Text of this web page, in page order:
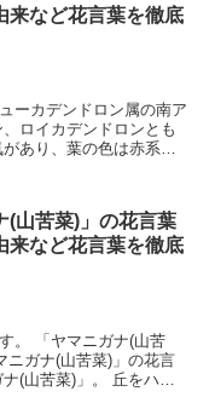
来など花言葉を徹底
ーカデンドロン属の南ア
ロイカデンドロンとも
あり、葉の色は赤系の
(山苦菜)」の花言葉
来など花言葉を徹底
。 「ヤマニガナ(山苦
ニガナ(山苦菜)」の花言
(山苦菜)」。 丘をハイ